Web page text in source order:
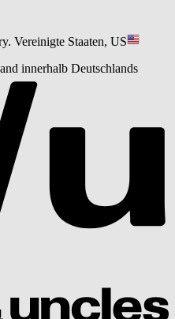
Vereinigte Staaten, US
innerhalb Deutschlands